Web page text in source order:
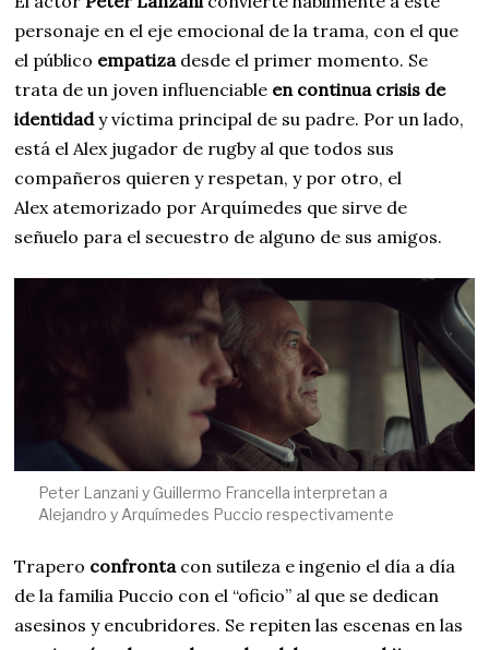
personaje en el eje emocional de la trama, con el que
el público empatizadesde el primer momento. Se
trata de un joven influenciable en continua crisis de
identidady víctima principal de su padre. Por un lado,
está el Alex jugador de rugby al que todos sus
compañeros quieren y respetan, y por otro, el
Alex atemorizado por Arquímedes que sirve de
señuelo para el secuestro de alguno de sus amigos.
Peter Lanzani y Guillermo Francella interpretan a
Alejandro y Arquímedes Puccio respectivamente
Trapero confrontacon sutileza e ingenio el día a día
de la familia Puccio con el “oficio” al que se dedican
asesinos y encubridores. Se repiten las escenas en las